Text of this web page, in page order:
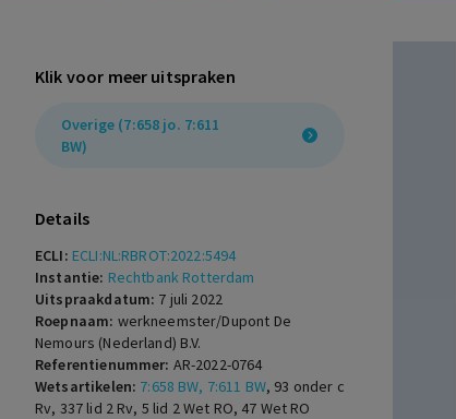
Klik voor meer uitspraken
Overige (7:658 jo. 7:611
BW)
Details
ECLI: ECLI:NL:RBROT:2022:5494
Instantie: Rechtbank Rotterdam
Uitspraakdatum: 7 juli 2022
Roepnaam: werkneemster/Dupont De
Nemours (Nederland) B.V.
Referentienummer: AR-2022-0764
Wetsartikelen: 7:658 BW, 7:611 BW, 93 onder c
Rv, 337 lid 2 Rv, 5 lid 2 Wet RO, 47 Wet RO